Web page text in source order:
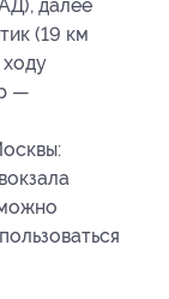
далее
(19 км
—